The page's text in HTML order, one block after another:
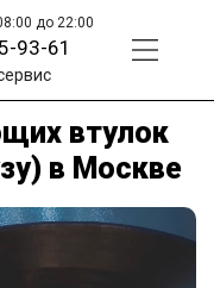
до 22:00
93-61
втулок
в Москве